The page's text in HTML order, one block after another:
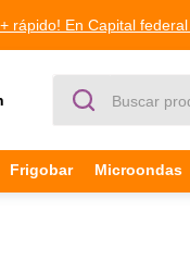
rápido! En Capital
Frigobar Microondas